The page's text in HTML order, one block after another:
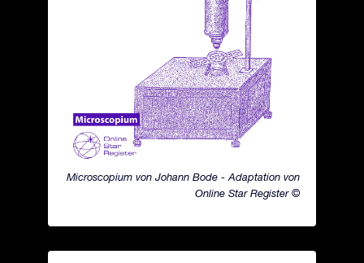
Microscopium von Johann Bode - Adaptation von
Online Star Register ©